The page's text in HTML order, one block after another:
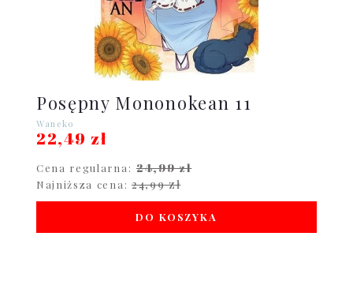
Posępny Mononokean 11
Waneko
22,49 zł
Cena regularna: 24,99 zł
Najniższa cena: 24,99 zł
DO KOSZYKA